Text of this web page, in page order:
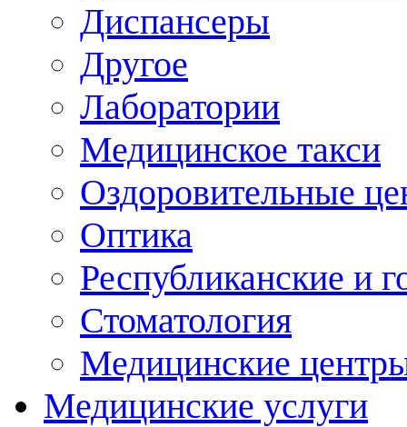
Диспансеры
Другое
Лаборатории
Медицинское такси
Оздоровительные
Оптика
Республиканские и
Стоматология
Медицинские
Медицинские услуги